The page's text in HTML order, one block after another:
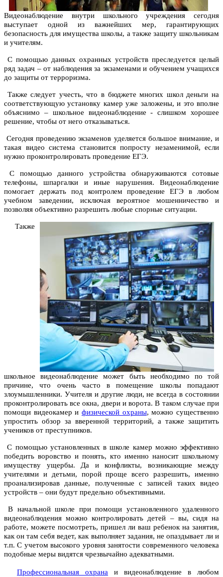
Видеонаблюдение внутри школьного учреждения сегодня
выступает одной из важнейших мер, гарантирующих
безопасность для имущества школы, а также защиту школьникам
и учителям.
С помощью данных охранных устройств преследуется целый
ряд задач – от наблюдения за экзаменами и обучением учащихся
до защиты от терроризма.
Также следует учесть, что в бюджете многих школ деньги на
соответствующую установку камер уже заложены, и это вполне
объяснимо – школьное видеонаблюдение - слишком хорошее
решение, чтобы от него отказываться.
Сегодня проведению экзаменов уделяется большое внимание, и
такая видео система становится попросту незаменимой, если
нужно проконтролировать проведение ЕГЭ.
С помощью данного устройства обнаруживаются сотовые
телефоны, шпаргалки и иные нарушения. Видеонаблюдение
помогает держать под контролем проведение ЕГЭ в любом
учебном заведении, исключая вероятное мошенничество и
позволяя объективно разрешить любые спорные ситуации.
Также
школьное видеонаблюдение может быть необходимо по той
причине, что очень часто в помещение школы попадают
злоумышленники. Учителя и другие люди, не всегда в состоянии
проконтролировать все окна, двери и ворота. В таком случае при
помощи видеокамер и физической охраны, можно существенно
упростить обзор за вверенной территорий, а также защитить
учеников от преступников.
С помощью установленных в школе камер можно эффективно
победить воровство и понять, кто именно наносит школьному
имуществу ущербы. Да и конфликты, возникающие между
учителями и детьми, порой проще всего разрешить, именно
проанализировав данные, полученные с записей таких видео
устройств – они будут предельно объективными.
В начальной школе при помощи установленного удаленного
видеонаблюдения можно контролировать детей – вы, сидя на
работе, можете посмотреть, пришел ли ваш ребенок на занятия,
как он там себя ведет, как выполняет задания, не опаздывает ли и
т.п. С учетом высокого уровня занятости современного человека
подобные меры видятся чрезвычайно адекватными.
Профессиональная охрана и видеонаблюдение в любом